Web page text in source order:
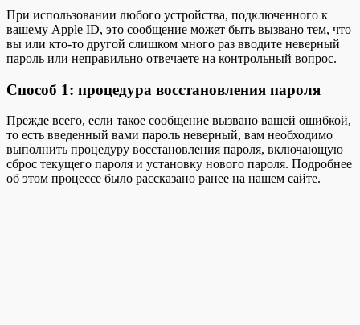
При использовании любого устройства, подключенного к
вашему Apple ID, это сообщение может быть вызвано тем, что
вы или кто-то другой слишком много раз вводите неверный
пароль или неправильно отвечаете на контрольный вопрос.
Способ 1: процедура восстановления пароля
Прежде всего, если такое сообщение вызвано вашей ошибкой,
то есть введенный вами пароль неверный, вам необходимо
выполнить процедуру восстановления пароля, включающую
сброс текущего пароля и установку нового пароля. Подробнее
об этом процессе было рассказано ранее на нашем сайте.